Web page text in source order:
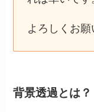
よろしくお願
背景透過とは？